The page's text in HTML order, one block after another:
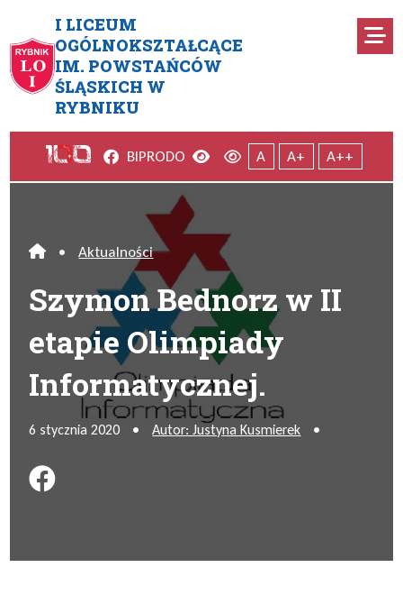
I LICEUM
OGÓLNOKSZTAŁCĄCE
IM. POWSTAŃCÓW
ŚLĄSKICH W
RYBNIKU
Szymon Bednorz w II etapie
Facebook
BIPRODO Wersja kontrastowa
Wersja domyślna
A A+ A++
Home
• Aktualności
Szymon Bednorz w II
etapie Olimpiady
Informatycznej.
6 stycznia 2020 • Autor: Justyna Kusmierek •
Podziel się na FB